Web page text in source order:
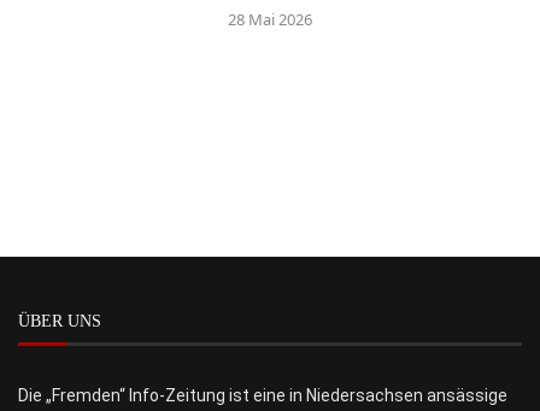
28 Mai 2026
ÜBER UNS
Die „Fremden“ Info-Zeitung ist eine in Niedersachsen ansässige